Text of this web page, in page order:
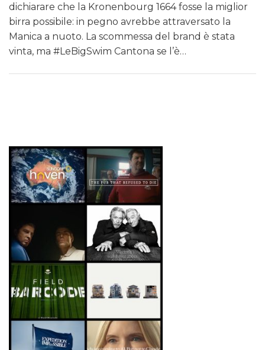
dichiarare che la Kronenbourg 1664 fosse la miglior
birra possibile: in pegno avrebbe attraversato la
Manica a nuoto. La scommessa del brand è stata
vinta, ma #LeBigSwim Cantona se l’è…